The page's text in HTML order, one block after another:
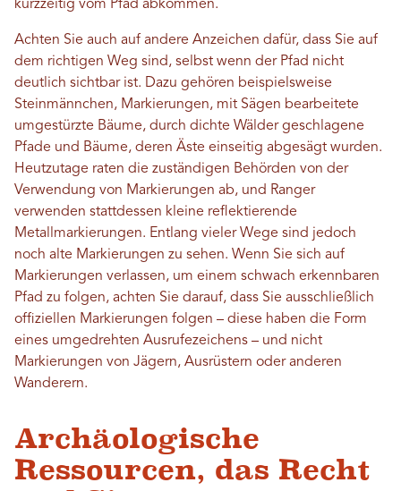
kurzzeitig vom Pfad abkommen.
Achten Sie auch auf andere Anzeichen dafür, dass Sie auf
dem richtigen Weg sind, selbst wenn der Pfad nicht
deutlich sichtbar ist. Dazu gehören beispielsweise
Steinmännchen, Markierungen, mit Sägen bearbeitete
umgestürzte Bäume, durch dichte Wälder geschlagene
Pfade und Bäume, deren Äste einseitig abgesägt wurden.
Heutzutage raten die zuständigen Behörden von der
Verwendung von Markierungen ab, und Ranger
verwenden stattdessen kleine reflektierende
Metallmarkierungen. Entlang vieler Wege sind jedoch
noch alte Markierungen zu sehen. Wenn Sie sich auf
Markierungen verlassen, um einem schwach erkennbaren
Pfad zu folgen, achten Sie darauf, dass Sie ausschließlich
offiziellen Markierungen folgen – diese haben die Form
eines umgedrehten Ausrufezeichens – und nicht
Markierungen von Jägern, Ausrüstern oder anderen
Wanderern.
Archäologische
Ressourcen, das Recht